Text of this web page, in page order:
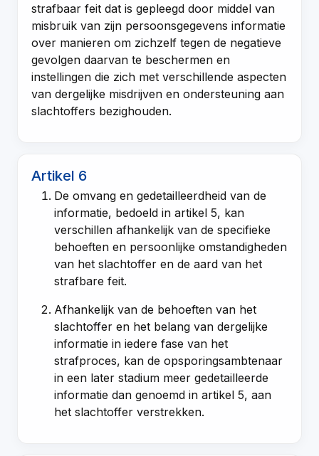
strafbaar feit dat is gepleegd door middel van
misbruik van zijn persoonsgegevens informatie
over manieren om zichzelf tegen de negatieve
gevolgen daarvan te beschermen en
instellingen die zich met verschillende aspecten
van dergelijke misdrijven en ondersteuning aan
slachtoffers bezighouden.
Artikel 6
De omvang en gedetailleerdheid van de
informatie, bedoeld inartikel 5, kan
verschillen afhankelijk van de specifieke
behoeften en persoonlijke omstandigheden
van het slachtoffer en de aard van het
strafbare feit.
Afhankelijk van de behoeften van het
slachtoffer en het belang van dergelijke
informatie in iedere fase van het
strafproces, kan de opsporingsambtenaar
in een later stadium meer gedetailleerde
informatie dan genoemd inartikel 5, aan
het slachtoffer verstrekken.